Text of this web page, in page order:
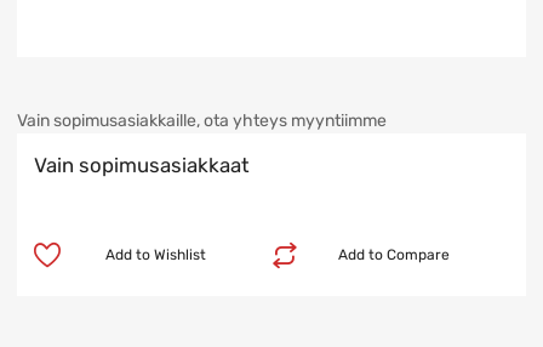
Vain sopimusasiakkaille, ota yhteys myyntiimme
Vain sopimusasiakkaat
Add to Compare
Add to Wishlist